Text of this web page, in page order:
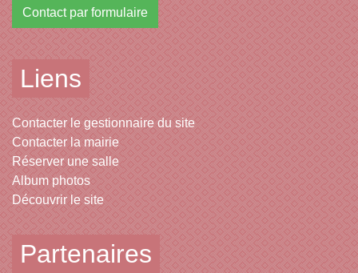
Contact par formulaire
Liens
Contacter le gestionnaire du site
Contacter la mairie
Réserver une salle
Album photos
Découvrir le site
Partenaires